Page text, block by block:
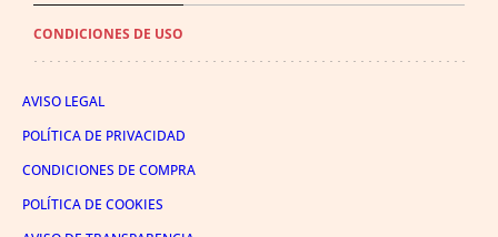
CONDICIONES DE USO
AVISO LEGAL
POLÍTICA DE PRIVACIDAD
CONDICIONES DE COMPRA
POLÍTICA DE COOKIES